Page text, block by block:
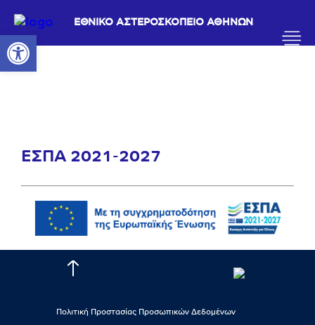
Ανοίξτε τη γραμμή εργαλείων
ΕΘΝΙΚΟ ΑΣΤΕΡΟΣΚΟΠΕΙΟ ΑΘΗΝΩΝ
ΕΣΠΑ 2021-2027
Πολιτική Προστασίας Προσωπικών Δεδομένων